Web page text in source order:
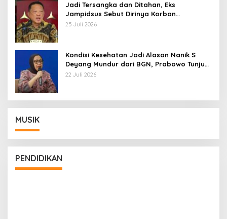
Jadi Tersangka dan Ditahan, Eks
Jampidsus Sebut Dirinya Korban
Kriminalisasi
25 Juli 2026
Kondisi Kesehatan Jadi Alasan Nanik S
Deyang Mundur dari BGN, Prabowo Tunjuk
Wamentan Sudaryono
22 Juli 2026
MUSIK
PENDIDIKAN